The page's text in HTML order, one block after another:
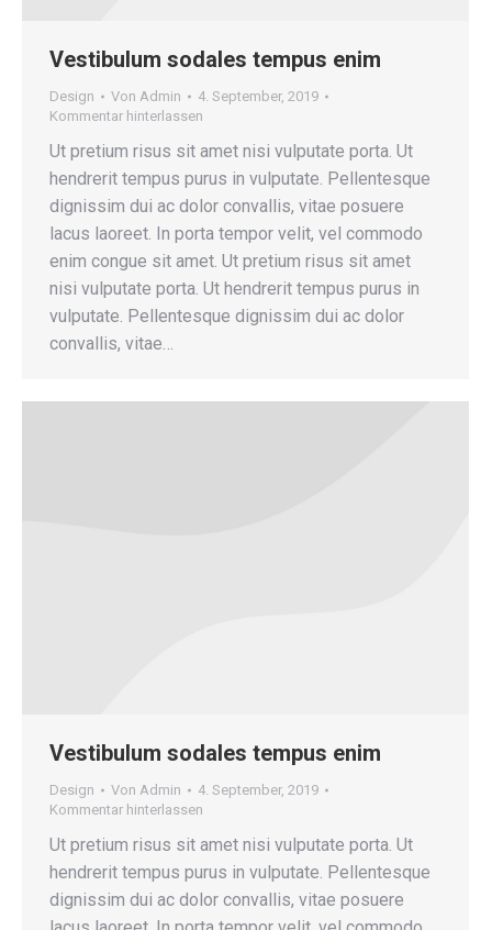
Vestibulum sodales tempus enim
Design Von Admin
4. September, 2019
Kommentar hinterlassen
Ut pretium risus sit amet nisi vulputate porta. Ut
hendrerit tempus purus in vulputate. Pellentesque
dignissim dui ac dolor convallis, vitae posuere
lacus laoreet. In porta tempor velit, vel commodo
enim congue sit amet. Ut pretium risus sit amet
nisi vulputate porta. Ut hendrerit tempus purus in
vulputate. Pellentesque dignissim dui ac dolor
convallis, vitae…
Vestibulum sodales tempus enim
Design Von Admin
4. September, 2019
Kommentar hinterlassen
Ut pretium risus sit amet nisi vulputate porta. Ut
hendrerit tempus purus in vulputate. Pellentesque
dignissim dui ac dolor convallis, vitae posuere